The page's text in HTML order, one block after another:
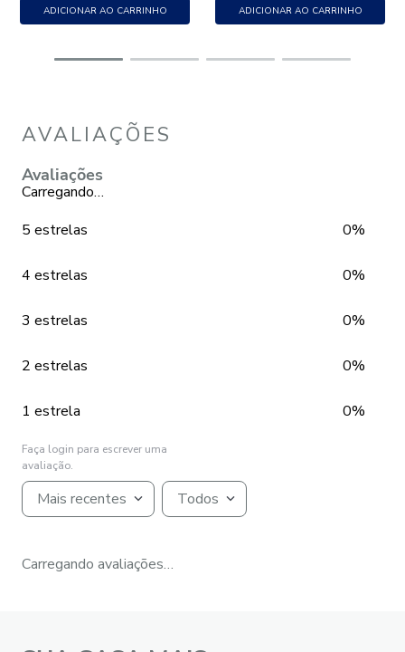
ADICIONAR AO CARRINHO ADICIONAR AO CARRINHO
AVALIAÇÕES
Avaliações
Carregando…
5 estrelas
0%
4 estrelas 0%
3 estrelas 0%
2 estrelas 0%
1 estrela 0%
Faça login para escrever uma
avaliação.
Mais recentes Todos
Carregando avaliações…